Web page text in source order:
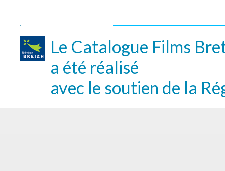
Le Catalogue Films
a été réalisé
avec le soutien de la